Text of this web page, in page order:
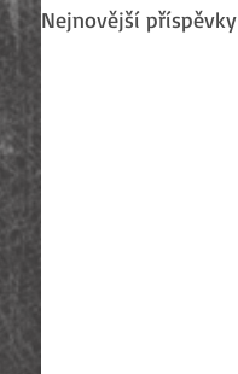
Nejnovější příspěvky